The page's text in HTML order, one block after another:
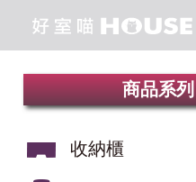
商品系列
收納櫃